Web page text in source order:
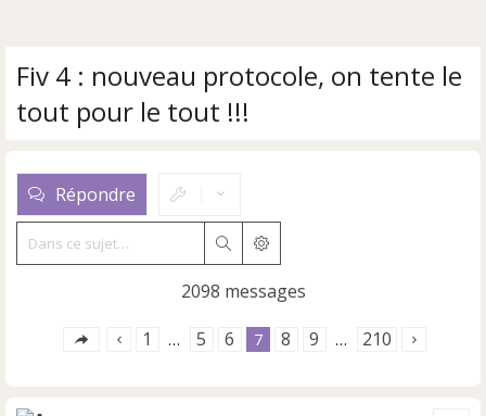
Fiv 4 : nouveau protocole, on tente le
tout pour le tout !!!
Répondre
RechercherRecherche avancée
2098 messages
1 … 5 6 7 8 9 … 210